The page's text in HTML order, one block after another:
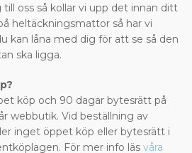
till oss så kollar vi upp det innan ditt
heltäckningsmattor så har vi
kan låna med dig för att se så den
ska ligga.
köp och 90 dagar bytesrätt på
webbutik. Vid beställning av
inget öppet köp eller bytesrätt i
För mer info läs våra